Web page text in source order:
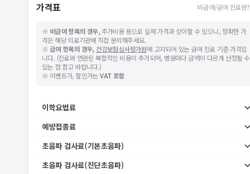
가격표 비급여/급여 진료란?
※ 비급여 항목의 경우,추가비용 등으로 실제 가격과 상이할 수 있으니, 정확한 가
격은 해당 의료기관에 직접 문의해주세요.
※ 급여 항목의 경우, 건강보험심사평가원에 고지되어 있는 급여 진료 기준 가격입
니다. (진료와 연관된 복합적인 비용이 추가되어, 병원마다 금액이 다르게 산정될 수
있는 점 참고 바랍니다.)
※ 이벤트가, 할인가는VAT 포함
이학요법료
예방접종료
초음파 검사료(기본초음파)
초음파 검사료(진단초음파)